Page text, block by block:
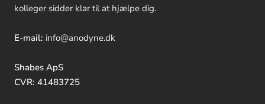
kolleger sidder klar til at hjælpe dig.
E-mail: info@anodyne.dk
Shabes ApS
CVR: 41483725